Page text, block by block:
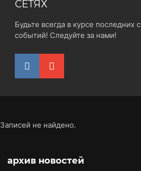
СЕТЯХ
Будьте всегда в курсе последних
событий! Следуйте за нами!
Записей не найдено.
архив новостей